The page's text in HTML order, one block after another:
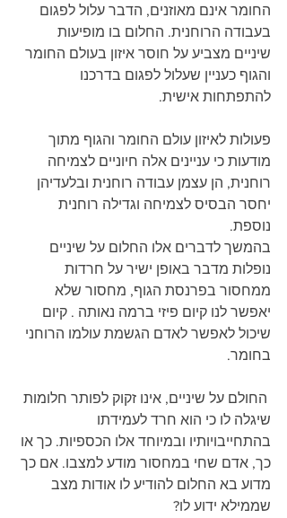
החומר אינם מאוזנים, הדבר עלול לפגום
בעבודה הרוחנית. החלום בו מופיעות
שיניים מצביע על חוסר איזון בעולם החומר
והגוף כעניין שעלול לפגום בדרכנו
להתפתחות אישית.
פעולות לאיזון עולם החומר והגוף מתוך
מודעות כי עניינים אלה חיוניים לצמיחה
רוחנית, הן עצמן עבודה רוחנית ובלעדיהן
יחסר הבסיס לצמיחה וגדילה רוחנית
נוספת.
בהמשך לדברים אלו החלום על שיניים
נופלות מדבר באופן ישיר על חרדות
ממחסור בפרנסת הגוף, מחסור שלא
יאפשר לנו קיום פיזי ברמה נאותה . קיום
שיכול לאפשר לאדם הגשמת עולמו הרוחני
בחומר.
החולם על שיניים, אינו זקוק לפותר חלומות
שיגלה לו כי הוא חרד לעמידתו
בהתחייבויותיו ובמיוחד אלו הכספיות. כך או
כך, אדם שחי במחסור מודע למצבו. אם כך
מדוע בא החלום להודיע לו אודות מצב
שממילא ידוע לו?